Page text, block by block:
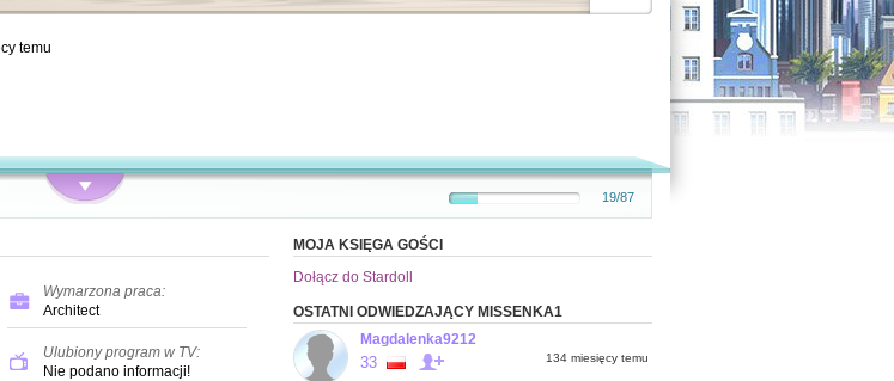
temu
19/87
Wymarzona praca:
Architect
Ulubiony program w TV:
Nie podano informacji!
MOJA KSIĘGA GOŚCI
Dołącz do Stardoll
OSTATNI ODWIEDZAJĄCY MISSENKA1
Magdalenka9212
33 134 miesięcy temu